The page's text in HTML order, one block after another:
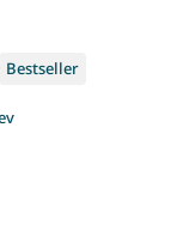
Bestseller